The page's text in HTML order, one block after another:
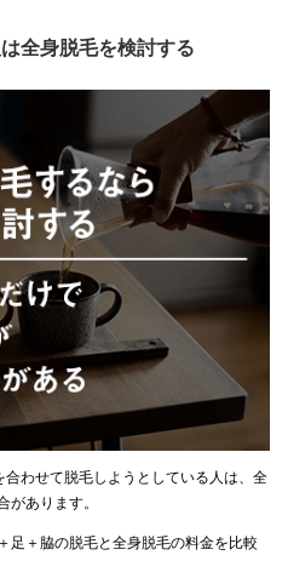
全身脱毛を検討する
わせて脱毛しようとしている人は、全
があります。
足＋脇の脱毛と全身脱毛の料金を比較